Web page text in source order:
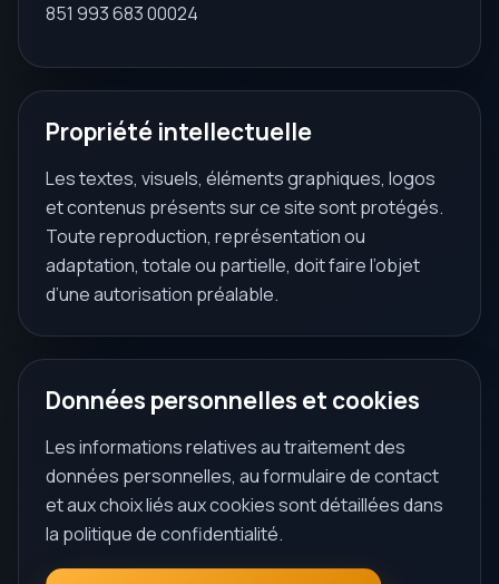
851 993 683 00024
Propriété intellectuelle
Les textes, visuels, éléments graphiques, logos
et contenus présents sur ce site sont protégés.
Toute reproduction, représentation ou
adaptation, totale ou partielle, doit faire l’objet
d’une autorisation préalable.
Données personnelles et cookies
Les informations relatives au traitement des
données personnelles, au formulaire de contact
et aux choix liés aux cookies sont détaillées dans
la politique de confidentialité.